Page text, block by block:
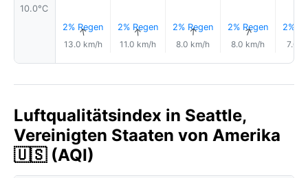
10.0°C
2% Regen
↑
13.0 km/h
2% Regen
↑
11.0 km/h
2% Regen
↑
8.0 km/h
2% Regen
↑
8.0 km/h
2%
7.0
Luftqualitätsindex in Seattle,
Vereinigten Staaten von Amerika
🇺🇸 (AQI)